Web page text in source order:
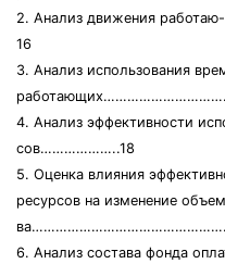
2. Анализ движения
16
3. Анализ использования
4. Анализ эффективности
сов………………..18
5. Оценка влияния
ресурсов на изменение
6. Анализ состава фонда